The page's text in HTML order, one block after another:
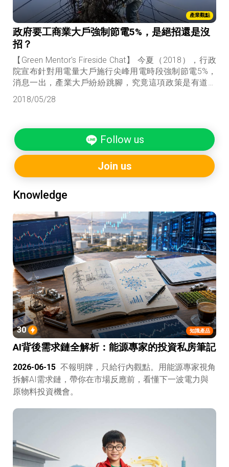
產業觀點
政府要工商業大戶強制節電5%，是絕招還是沒
招？
【Green Mentor's Fireside Chat】 今夏（2018），行政
院宣布針對用電量大戶施行尖峰用電時段強制節電5%，
消息一出，產業大戶紛紛跳腳，究竟這項政策是有道理
一項政策是否具全局考量，有無落實的可行性及可以達
2018/05/28
Follow us
Join us
Knowledge
知識產品
30
AI背後需求鏈全解析：能源專家的投資私房筆記
2026-06-15 不報明牌，只給行內觀點。用能源專家視角
拆解AI需求鏈，帶你在市場反應前，看懂下一波電力與
原物料投資機會。